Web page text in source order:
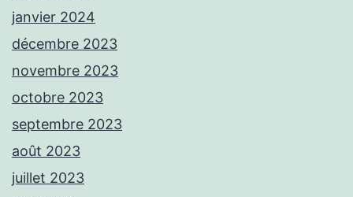
janvier 2024
décembre 2023
novembre 2023
octobre 2023
septembre 2023
août 2023
juillet 2023